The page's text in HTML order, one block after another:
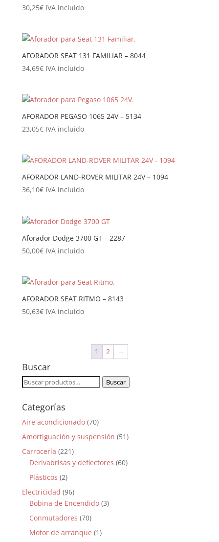
30,25€ IVA incluido
AFORADOR SEAT 131 FAMILIAR – 8044
34,69€ IVA incluido
AFORADOR PEGASO 1065 24V – 5134
23,05€ IVA incluido
AFORADOR LAND-ROVER MILITAR 24V – 1094
36,10€ IVA incluido
Aforador Dodge 3700 GT – 2287
50,00€ IVA incluido
AFORADOR SEAT RITMO – 8143
50,63€ IVA incluido
1 2 →
Buscar
Buscar
Buscar
Categorías
Aire acondicionado (70)
Amortiguación y suspensión (51)
Carrocería (221)
Derivabrisas y deflectores (60)
Plásticos (2)
Electricidad (96)
Bobina de Encendido (3)
Conmutadores (70)
Motor de arranque (1)